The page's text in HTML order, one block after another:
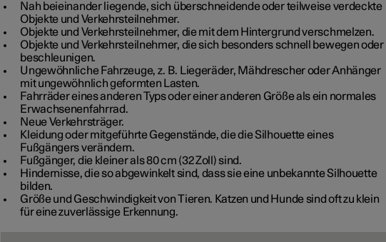
Nah beieinander liegende, sich überschneidende oder teilweise verdeckte
Objekte und Verkehrsteilnehmer.
Objekte und Verkehrsteilnehmer, die mit dem Hintergrund verschmelzen.
Objekte und Verkehrsteilnehmer, die sich besonders schnell bewegen oder
beschleunigen.
Ungewöhnliche Fahrzeuge, z. B. Liegeräder, Mähdrescher oder Anhänger
mit ungewöhnlich geformten Lasten.
Fahrräder eines anderen Typs oder einer anderen Größe als ein normales
Erwachsenenfahrrad.
Neue Verkehrsträger.
Kleidung oder mitgeführte Gegenstände, die die Silhouette eines
Fußgängers verändern.
Fußgänger, die kleiner als 80 cm (32 Zoll) sind.
Hindernisse, die so abgewinkelt sind, dass sie eine unbekannte Silhouette
bilden.
Größe und Geschwindigkeit von Tieren. Katzen und Hunde sind oft zu klein
für eine zuverlässige Erkennung.